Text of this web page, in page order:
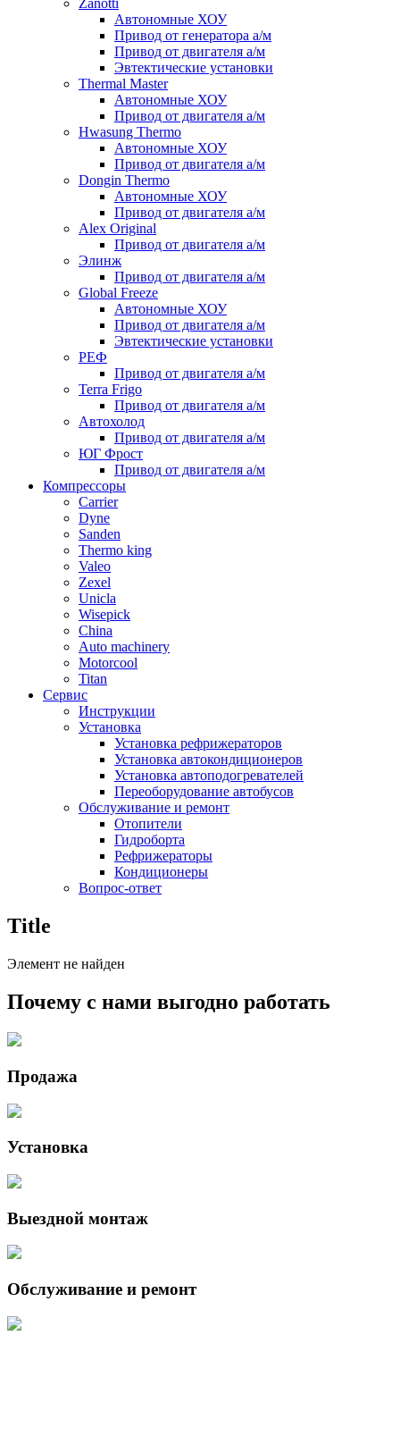
Zanotti
Автономные ХОУ
Привод от генератора а/м
Привод от двигателя а/м
Эвтектические установки
Thermal Master
Автономные ХОУ
Привод от двигателя а/м
Hwasung Thermo
Автономные ХОУ
Привод от двигателя а/м
Dongin Thermo
Автономные ХОУ
Привод от двигателя а/м
Alex Original
Привод от двигателя а/м
Элинж
Привод от двигателя а/м
Global Freeze
Автономные ХОУ
Привод от двигателя а/м
Эвтектические установки
РЕФ
Привод от двигателя а/м
Terra Frigo
Привод от двигателя а/м
Автохолод
Привод от двигателя а/м
ЮГ Фрост
Привод от двигателя а/м
Компрессоры
Carrier
Dyne
Sanden
Thermo king
Valeo
Zexel
Unicla
Wisepick
China
Auto machinery
Motorcool
Titan
Сервис
Инструкции
Установка
Установка рефрижераторов
Установка автокондиционеров
Установка автоподогревателей
Переоборудование автобусов
Обслуживание и ремонт
Отопители
Гидроборта
Рефрижераторы
Кондиционеры
Вопрос-ответ
Title
Элемент не найден
Почему с нами выгодно работать
Продажа
Установка
Выездной монтаж
Обслуживание и ремонт